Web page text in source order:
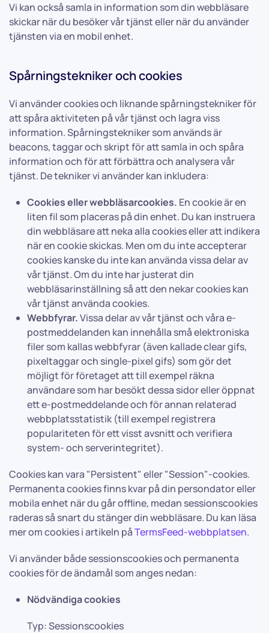
Vi kan också samla in information som din webbläsare
skickar när du besöker vår tjänst eller när du använder
tjänsten via en mobil enhet.
Spårningstekniker och cookies
Vi använder cookies och liknande spårningstekniker för
att spåra aktiviteten på vår tjänst och lagra viss
information. Spårningstekniker som används är
beacons, taggar och skript för att samla in och spåra
information och för att förbättra och analysera vår
tjänst. De tekniker vi använder kan inkludera:
Cookies eller webbläsarcookies. En cookie är en
liten fil som placeras på din enhet. Du kan instruera
din webbläsare att neka alla cookies eller att indikera
när en cookie skickas. Men om du inte accepterar
cookies kanske du inte kan använda vissa delar av
vår tjänst. Om du inte har justerat din
webbläsarinställning så att den nekar cookies kan
vår tjänst använda cookies.
Webbfyrar.Vissa delar av vår tjänst och våra e-
postmeddelanden kan innehålla små elektroniska
filer som kallas webbfyrar (även kallade clear gifs,
pixeltaggar och single-pixel gifs) som gör det
möjligt för företaget att till exempel räkna
användare som har besökt dessa sidor eller öppnat
ett e-postmeddelande och för annan relaterad
webbplatsstatistik (till exempel registrera
populariteten för ett visst avsnitt och verifiera
system- och serverintegritet).
Cookies kan vara "Persistent" eller "Session"-cookies.
Permanenta cookies finns kvar på din persondator eller
mobila enhet när du går offline, medan sessionscookies
raderas så snart du stänger din webbläsare. Du kan läsa
mer om cookies i artikeln påTermsFeed-webbplatsen.
Vi använder både sessionscookies och permanenta
cookies för de ändamål som anges nedan:
Nödvändiga cookies
Typ: Sessionscookies